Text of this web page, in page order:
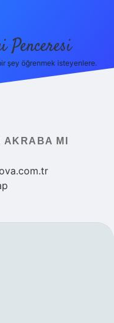
Penceresi
şey öğrenmek isteyenlere.
MI